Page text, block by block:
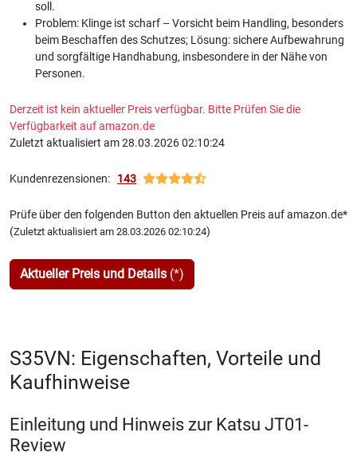
soll.
Problem: Klinge ist scharf – Vorsicht beim Handling, besonders
beim Beschaffen des Schutzes; Lösung: sichere Aufbewahrung
und sorgfältige Handhabung, insbesondere in der Nähe von
Personen.
Derzeit ist kein aktueller Preis verfügbar. Bitte Prüfen Sie die
Verfügbarkeit auf amazon.de
Zuletzt aktualisiert am 28.03.2026 02:10:24
Kundenrezensionen: 143
Prüfe über den folgenden Button den aktuellen Preis auf amazon.de*
(Zuletzt aktualisiert am 28.03.2026 02:10:24)
Aktueller Preis und Details (*)
S35VN: Eigenschaften, Vorteile und
Kaufhinweise
Einleitung und Hinweis zur Katsu JT01-
Review